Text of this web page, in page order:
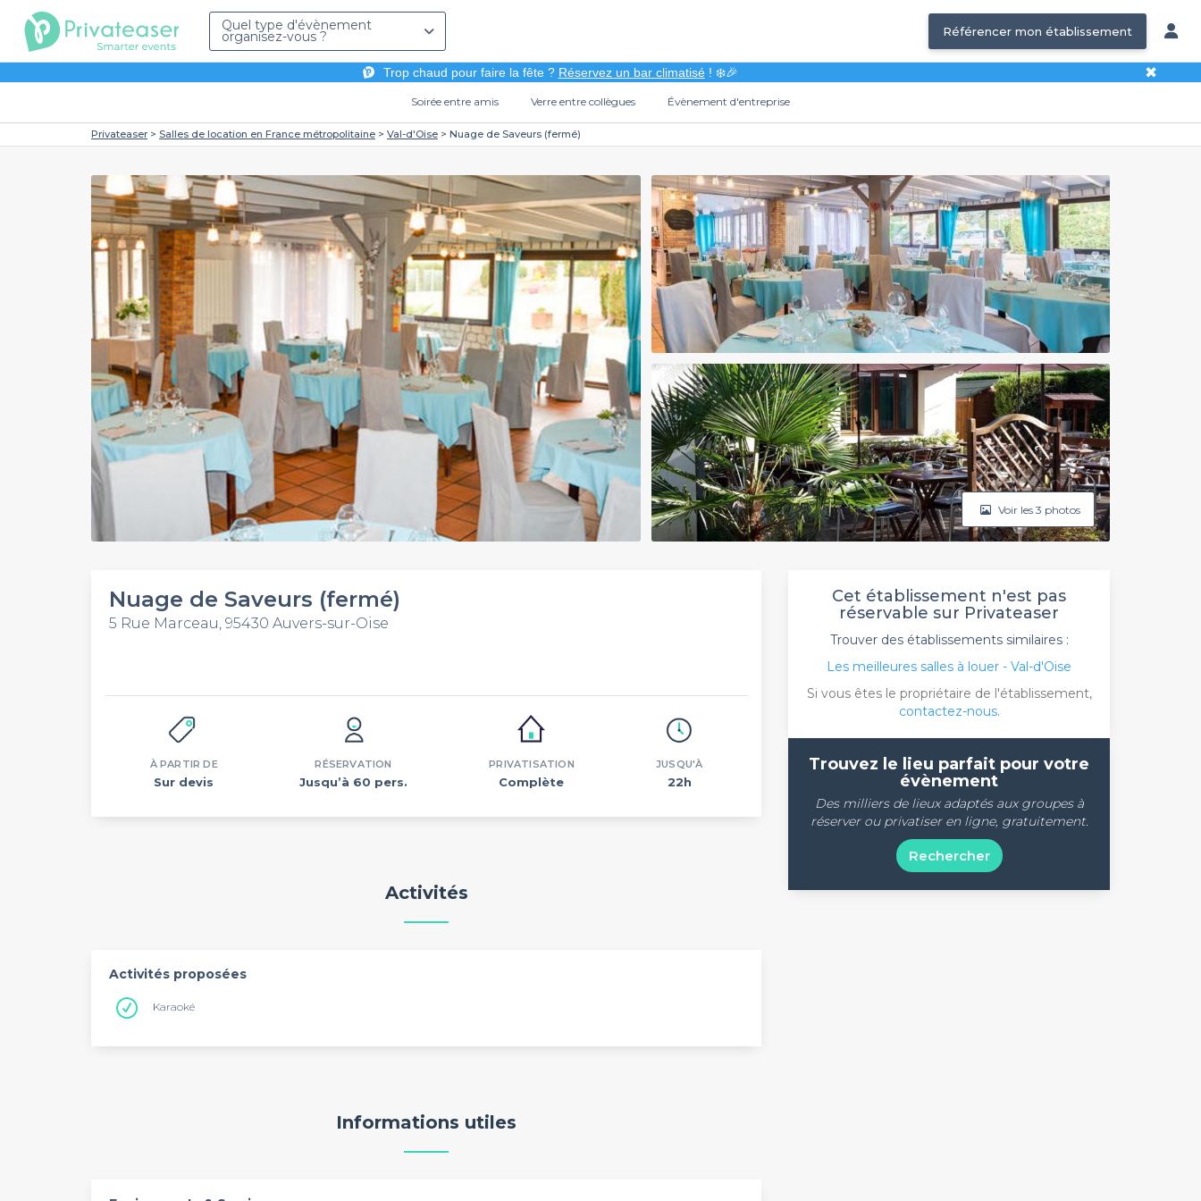
Quel type d'évènement
organisez-vous ? Référencer mon établissement
Trop chaud pour faire la fête ? Réservez un bar climatisé! ❄️🎉 ✖
Soirée entre amis Verre entre collègues Évènement d'entreprise
Privateaser Salles de location en France métropolitaine Val-d'Oise Nuage de Saveurs (fermé)
Voir les 3 photos
Nuage de Saveurs (fermé)
5 Rue Marceau, 95430 Auvers-sur-Oise
À PARTIR DE
Sur devis
RÉSERVATION
Jusqu’à 60 pers.
PRIVATISATION
Complète
JUSQU'À
22h
Activités
Activités proposées
Karaoké
Informations utiles
Cet établissement n'est pas
réservable sur Privateaser
Trouver des établissements similaires :
Les meilleures salles à louer - Val-d'Oise
Si vous êtes le propriétaire de l'établissement,
contactez-nous.
Trouvez le lieu parfait pour votre
évènement
Des milliers de lieux adaptés aux groupes à
réserver ou privatiser en ligne, gratuitement.
Rechercher